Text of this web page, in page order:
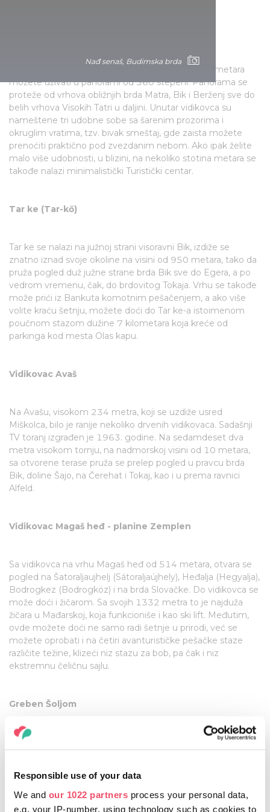
Responsible use of your data
We and our 1022 partners process your personal data,
e.g. your IP-number, using technology such as cookies to
Nađ senaš, Budimska brda
Sa vidikovca na nadmorskoj visini od skoro 1000 metara
možete uživati u panorami od 360 stepeni. Panorama se
proteže od vrhova obližnjih brda Matra, Bik i Berženj sve do
belih vrhova Visokih Tatri u daljini. Unutar vidikovca su
nameštene tri udobne sobe sa šarenim prozorima i
okruglim vratima, tzv. bivak smeštaj, gde zaista možete
prenoćiti praktično pod zvezdanim nebom. Ako ipak želite
malo više udobnosti, u blizini, na nekoliko stotina metara se
takođe nalazi minimalistički Turistički centar.
Tar ke (Tar-kő)
Tar ke se nalazi na južnoj strani visoravni Bik, izdiže se
znatno iznad svoje okoline na visini od 950 metara, tako da
pruža pogled duž južne strane brda Bik sve do Egera, a po
vedrom vremenu, čak, do brdovitog Tokaja. Vrhu se takođe
može prići iz Bankuta komotnim pešačenjem, a ako više
volite kraću šetnju, možete doći do Tar ke-a istoimenom
poučnom stazom dužine 7 kilometara koja kreće od
parkinga kod mesta Olas kapu.
Vidikovac Avaš
Na Avašu, visokom 234 metra, koji se uzdiže usred
Miškolca, bilo je ranije nekoliko drvenih vidikovaca. Sadašnji
TV toranj izgrađen je 1963. godine. Na sedamdeset dva
metra visokom tornju, na nadmorskoj visini od 10 metara,
sa otvorene terase pruža se prelep pogled u pravcu brda
Bik, doline Šajo, na Čerehat i Tokaj, kao i u prema ravnici
Alfeld.
Vidikovac Magaš heđ - planine Zemplen
Sa vidikovca na vrhu Magaš heđ od 514 metara, otvara se
pogled na Šatoraljaujhelj (Sátoraljaújhely), Heđalja (Hegyalja),
Bodrogkez (Bodrogköz) i na brda Slovačke. Do vidikovca se
može doći i žičarom. Sa svojih 1332 metra to je najduža
žičara u Mađarskoj, koja funkcioniše i kao ski lift. Međutim,
ovde možete doći ne samo radi šetnje u prirodi, već se
možete oprobati i na četiri avanturističke pešačke staze
različite težine, klizeći niz stazu za bob, pa čak i niz
ekstremnu čeličnu sajlu.
Greben Šoljom
Greben Šoljom, u prevodu „soko“, visok 564 metra, nije
samo jedna od najtipičnijih mađarskih formacija iz ledenog
jednom od udaljenih vrhova. Grebenu se može prići iz
nekoliko pravaca, ali najspektakularniji je put od mesta
Kekapu. Sličan prizor se ukazuje i sa obližnjeg panoramskog